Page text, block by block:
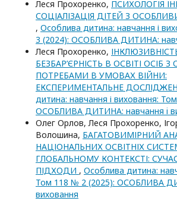
Леся Прохоренко, ПСИХОЛОГІЯ
СОЦІАЛІЗАЦІЯ ДІТЕЙ З
, Особлива дитина: навчання і
3 (2024): ОСОБЛИВА ДИТИНА:
Леся Прохоренко,
БЕЗБАР’ЄРНІСТЬ В ОСВІТІ ОСІБ
ПОТРЕБАМИ В УМОВАХ ВІЙНИ:
ЕКСПЕРИМЕНТАЛЬНЕ
дитина: навчання і виховання:
ОСОБЛИВА ДИТИНА: навчання i
Олег Орлов, Леся Прохоренко,
Волошина, БАГАТОВИМІРНИЙ
НАЦІОНАЛЬНИХ ОСВІТНІХ
ГЛОБАЛЬНОМУ КОНТЕКСТІ:
ПІДХОДИ , Особлива дитина:
Том 118 № 2 (2025): ОСОБЛИВА
виховання